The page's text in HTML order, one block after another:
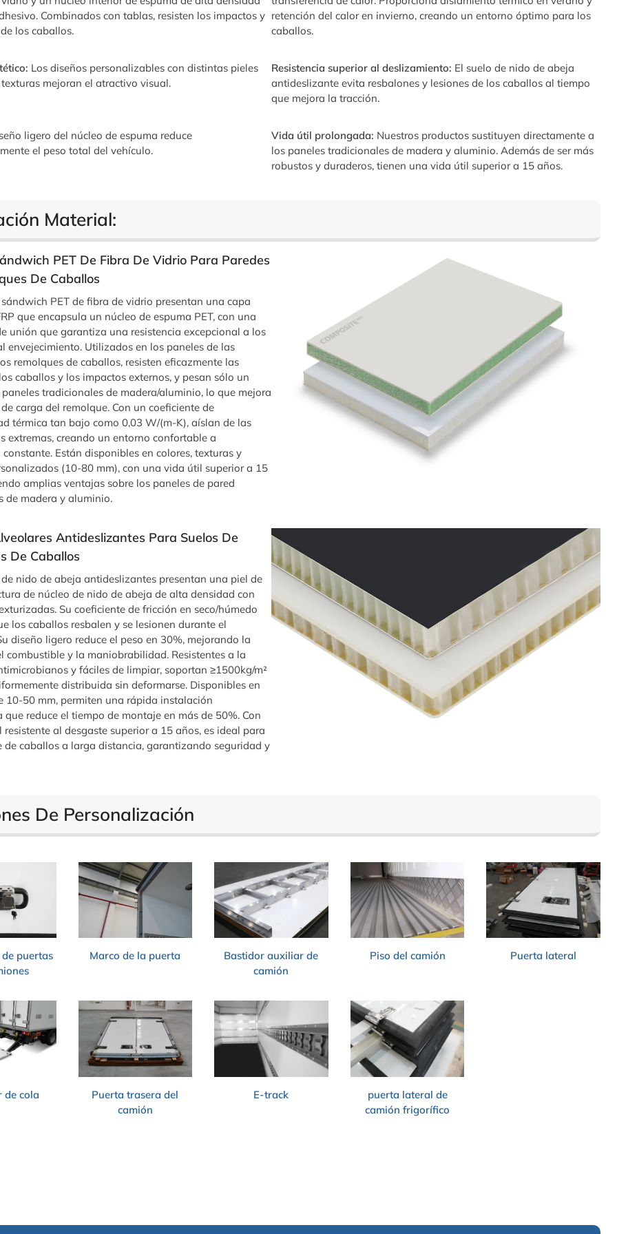
Combinados con tablas, resisten los impactos y
los caballos.
retención del calor en invierno, creando un entorno óptimo para los
caballos.
Los diseños personalizables con distintas pieles
mejoran el atractivo visual.
Resistencia superior al deslizamiento: El suelo de nido de abeja
antideslizante evita resbalones y lesiones de los caballos al tiempo
que mejora la tracción.
ligero del núcleo de espuma reduce
el peso total del vehículo.
Vida útil prolongada: Nuestros productos sustituyen directamente a
los paneles tradicionales de madera y aluminio. Además de ser más
robustos y duraderos, tienen una vida útil superior a 15 años.
Material:
PET De Fibra De Vidrio Para Paredes
De Caballos
PET de fibra de vidrio presentan una capa
que encapsula un núcleo de espuma PET, con una
unión que garantiza una resistencia excepcional a los
envejecimiento. Utilizados en los paneles de las
remolques de caballos, resisten eficazmente las
caballos y los impactos externos, y pesan sólo un
tradicionales de madera/aluminio, lo que mejora
carga del remolque. Con un coeficiente de
térmica tan bajo como 0,03 W/(m-K), aíslan de las
extremas, creando un entorno confortable a
Están disponibles en colores, texturas y
(10-80 mm), con una vida útil superior a 15
amplias ventajas sobre los paneles de pared
de madera y aluminio.
Antideslizantes Para Suelos De
De Caballos
nido de abeja antideslizantes presentan una piel de
de núcleo de nido de abeja de alta densidad con
Su coeficiente de fricción en seco/húmedo
los caballos resbalen y se lesionen durante el
diseño ligero reduce el peso en 30%, mejorando la
combustible y la maniobrabilidad. Resistentes a la
y fáciles de limpiar, soportan ≥1500kg/m²
distribuida sin deformarse. Disponibles en
10-50 mm, permiten una rápida instalación
que reduce el tiempo de montaje en más de 50%. Con
al desgaste superior a 15 años, es ideal para
de caballos a larga distancia, garantizando seguridad y
De Personalización
puertas
Marco de la puerta
Bastidor auxiliar de
camión
Piso del camión Puerta lateral
de cola
Puerta trasera del
camión
E-track
puerta lateral de
camión frigorífico